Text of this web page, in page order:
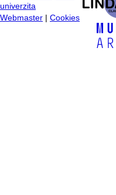
univerzita
Webmaster
Cookies